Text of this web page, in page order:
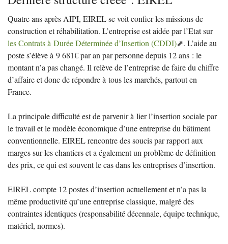
Quatre ans aprèsAIPI, EIRELse voit confier les missions de
construction et réhabilitation. L’entreprise est aidée par l’Etat sur
les Contrats à Durée Déterminée d’Insertion (CDDI)
. L’aide au
poste s’élève à 9 681€ par an par personne depuis 12 ans : le
montant n’a pas changé. Il relève de l’entreprise de faire du chiffre
d’affaire et donc de répondre à tous les marchés, partout en
France.
La principale difficulté est de parvenir à lier l’insertion sociale par
le travail et le modèle économique d’une entreprise du bâtiment
conventionnelle. EIRELrencontre des soucis par rapport aux
marges sur les chantiers et a également un problème de définition
des prix, ce qui est souvent le cas dans les entreprises d’insertion.
EIRELcompte 12 postes d’insertion actuellement et n’a pas la
même productivité qu’une entreprise classique, malgré des
contraintes identiques (responsabilité décennale, équipe technique,
matériel, normes).